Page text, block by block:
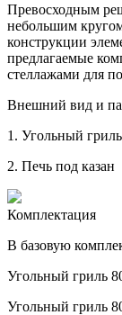
Превосходным
небольшим
конструкции
предлагаемые
стеллажами для
Внешний вид и
1. Угольный
2. Печь под казан
Комплектация
В базовую
Угольный гриль
Угольный гриль